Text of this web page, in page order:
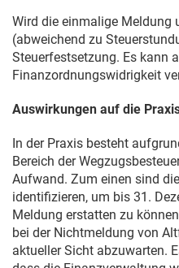
Wird die einmalige Meldung
(abweichend zu
Steuerfestsetzung. Es kann
Finanzordnungswidrigkeit
Auswirkungen auf die
In der Praxis besteht
Bereich der
Aufwand. Zum einen sind
identifizieren, um bis 31.
Meldung erstatten zu
bei der Nichtmeldung von
aktueller Sicht abzuwarten.